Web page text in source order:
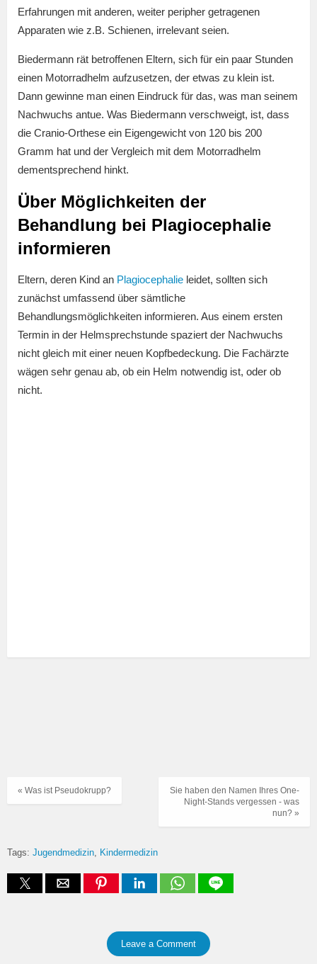
Erfahrungen mit anderen, weiter peripher getragenen
Apparaten wie z.B. Schienen, irrelevant seien.
Biedermann rät betroffenen Eltern, sich für ein paar Stunden
einen Motorradhelm aufzusetzen, der etwas zu klein ist.
Dann gewinne man einen Eindruck für das, was man seinem
Nachwuchs antue. Was Biedermann verschweigt, ist, dass
die Cranio-Orthese ein Eigengewicht von 120 bis 200
Gramm hat und der Vergleich mit dem Motorradhelm
dementsprechend hinkt.
Über Möglichkeiten der
Behandlung bei Plagiocephalie
informieren
Eltern, deren Kind an Plagiocephalie leidet, sollten sich
zunächst umfassend über sämtliche
Behandlungsmöglichkeiten informieren. Aus einem ersten
Termin in der Helmsprechstunde spaziert der Nachwuchs
nicht gleich mit einer neuen Kopfbedeckung. Die Fachärzte
wägen sehr genau ab, ob ein Helm notwendig ist, oder ob
nicht.
Sie haben den Namen Ihres One-
Night-Stands vergessen - was
nun? »
« Was ist Pseudokrupp?
Tags: Jugendmedizin Kindermedizin
Leave a Comment